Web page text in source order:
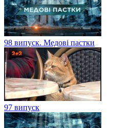
98 випуск. Медові пастки
97 випуск